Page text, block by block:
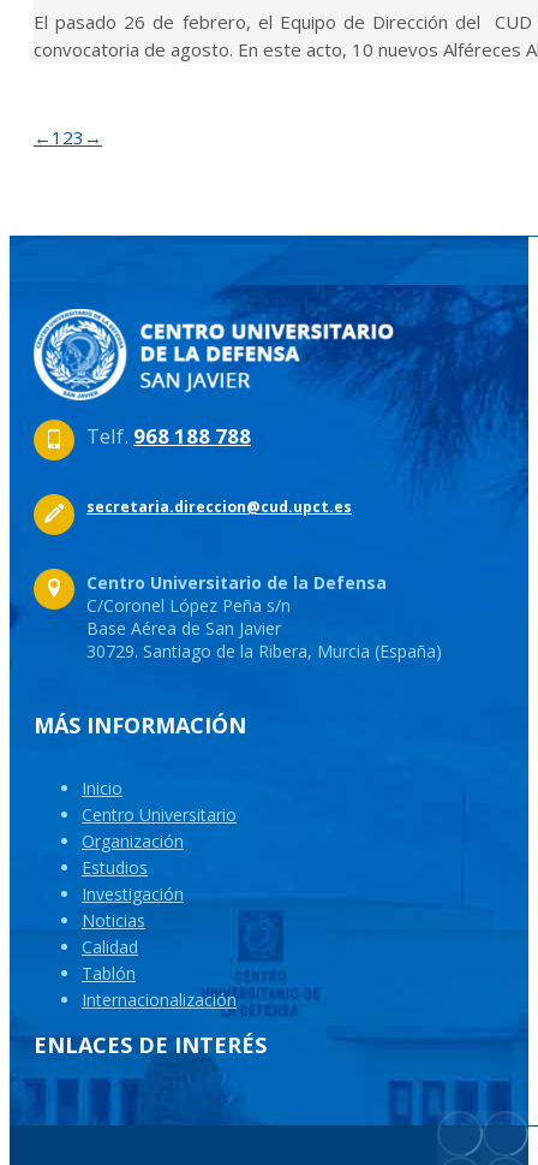
El pasado 26 de febrero, el Equipo de Dirección del
convocatoria de agosto. En este acto, 10 nuevos Alféreces
← 1 23 →
Telf. 968 188 788
secretaria.direccion@cud.upct.es
Centro Universitario de la Defensa
C/Coronel López Peña s/n
Base Aérea de San Javier
30729. Santiago de la Ribera, Murcia (España)
MÁS INFORMACIÓN
Inicio
Centro Universitario
Organización
Estudios
Investigación
Noticias
Calidad
Tablón
Internacionalización
ENLACES DE INTERÉS